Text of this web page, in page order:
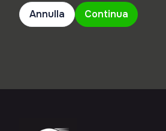
Annulla Continua